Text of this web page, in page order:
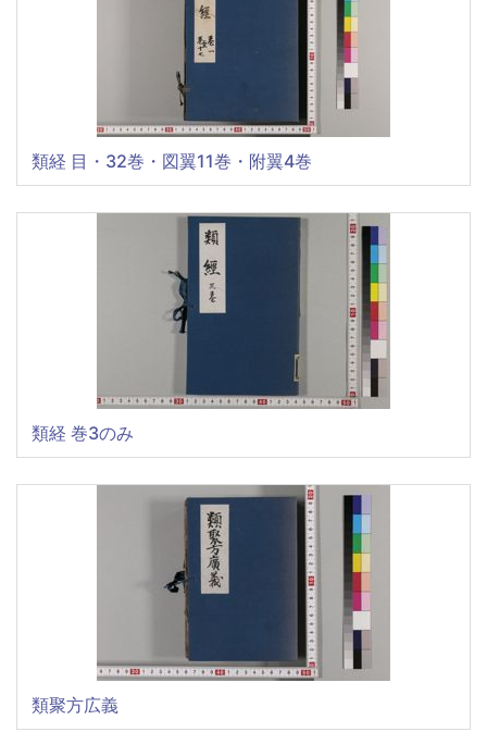
類経 目・32巻・図翼11巻・附翼4巻
類経 巻3のみ
類聚方広義